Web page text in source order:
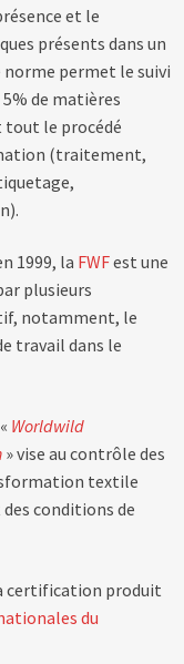
et le
présents dans un
permet le suivi
de matières
tout le procédé
(traitement,
1999, la FWFest une
plusieurs
notamment, le
travail dans le
Worldwild
» vise au contrôle des
textile
des conditions de
certification produit
du